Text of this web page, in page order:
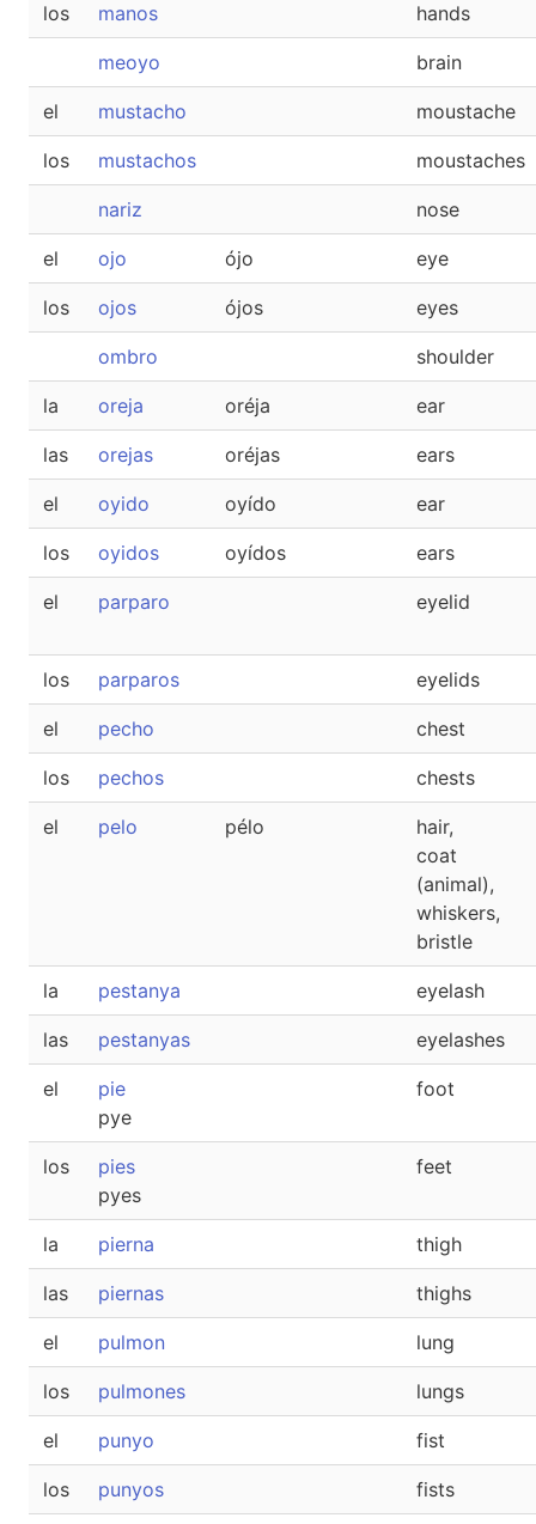
los manos hands
meoyo brain
el mustacho moustache
los mustachos moustaches
nariz nose
el ojo ójo eye
los ojos ójos eyes
ombro shoulder
la oreja oréja ear
las orejas oréjas ears
el oyido oyído ear
los oyidos oyídos ears
el parparo eyelid
los parparos eyelids
el pecho chest
los pechos chests
el pelo pélo
hair,
coat
(animal),
whiskers,
bristle
la pestanya eyelash
las pestanyas eyelashes
el
pie
pye
foot
los
pies
pyes
feet
la pierna thigh
las piernas thighs
el pulmon lung
los pulmones lungs
el punyo fist
los punyos fists